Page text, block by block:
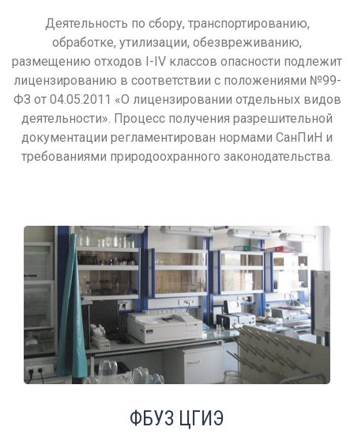
Деятельность по сбору, транспортированию,
обработке, утилизации, обезвреживанию,
размещению отходов I-IV классов опасности подлежит
лицензированию в соответствии с положениями №99-
ФЗ от 04.05.2011 «О лицензировании отдельных видов
деятельности». Процесс получения разрешительной
документации регламентирован нормами СанПиН и
требованиями природоохранного законодательства.
ФБУЗ ЦГИЭ